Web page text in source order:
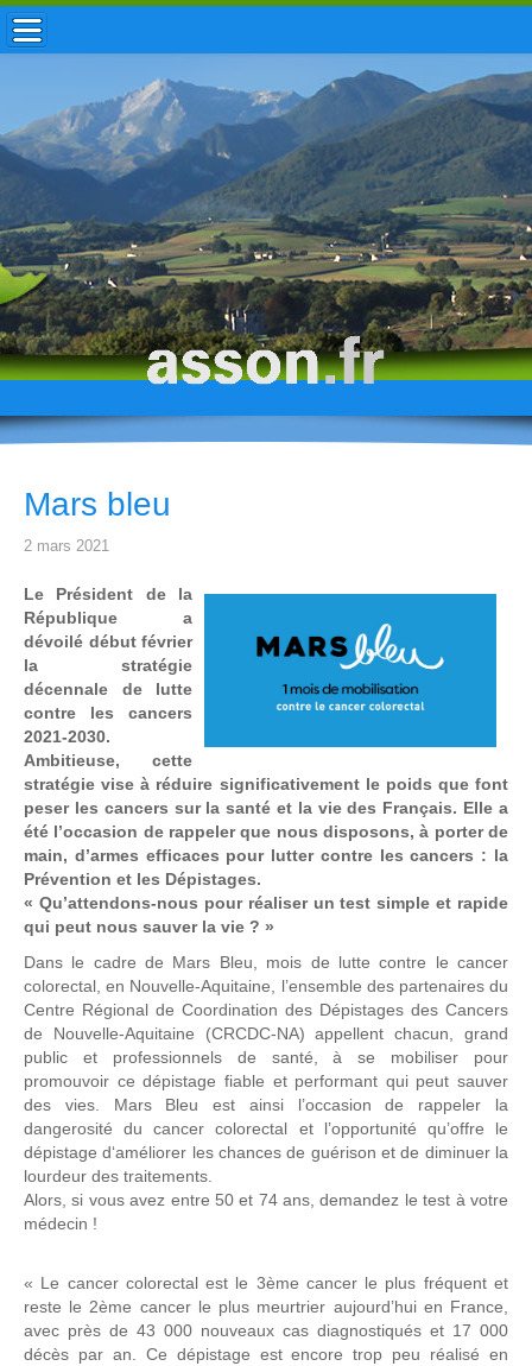
ACCUEIL / INFOS
MUNICIPALITÉ
VIE LOCALE
ENFANCE
TOURISME
HISTOIRE
Mars bleu
2 mars 2021
Le Président de la
République a
dévoilé début février
la stratégie
décennale de lutte
contre les cancers
2021-2030.
Ambitieuse, cette
stratégie vise à réduire significativement le poids que font
peser les cancers sur la santé et la vie des Français. Elle a
été l’occasion de rappeler que nous disposons, à porter de
main, d’armes efficaces pour lutter contre les cancers : la
Prévention et les Dépistages.
« Qu’attendons-nous pour réaliser un test simple et rapide
qui peut nous sauver la vie ? »
Dans le cadre de Mars Bleu, mois de lutte contre le cancer
colorectal, en Nouvelle-Aquitaine, l’ensemble des partenaires du
Centre Régional de Coordination des Dépistages des Cancers
de Nouvelle-Aquitaine (CRCDC-NA) appellent chacun, grand
public et professionnels de santé, à se mobiliser pour
promouvoir ce dépistage fiable et performant qui peut sauver
des vies. Mars Bleu est ainsi l’occasion de rappeler la
dangerosité du cancer colorectal et l’opportunité qu’offre le
dépistage d‘améliorer les chances de guérison et de diminuer la
lourdeur des traitements.
Alors, si vous avez entre 50 et 74 ans, demandez le test à votre
médecin !
« Le cancer colorectal est le 3ème cancer le plus fréquent et
reste le 2ème cancer le plus meurtrier aujourd’hui en France,
avec près de 43 000 nouveaux cas diagnostiqués et 17 000
décès par an. Ce dépistage est encore trop peu réalisé en